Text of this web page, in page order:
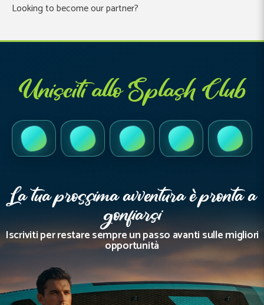
Looking to become our partner?
Unisciti allo Splash Club
TikTok Instagram Facebook YouTube
La tua prossima avventura è pronta a
gonfiarsi
Iscriviti per restare sempre un passo avanti sulle migliori
opportunità